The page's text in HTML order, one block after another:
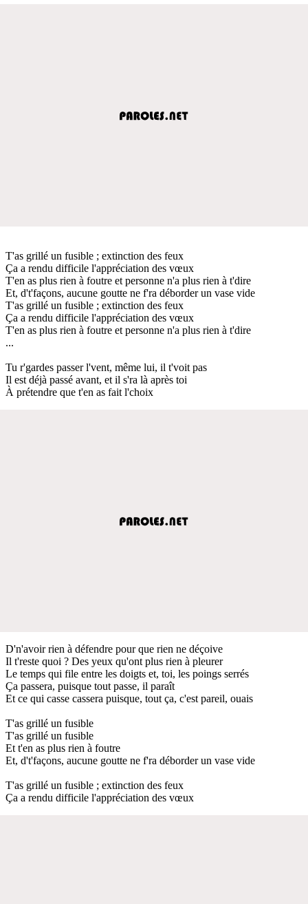
T'as grillé un fusible ; extinction des feux
Ça a rendu difficile l'appréciation des vœux
T'en as plus rien à foutre et personne n'a plus rien à t'dire
Et, d't'façons, aucune goutte ne f'ra déborder un vase vide
T'as grillé un fusible ; extinction des feux
Ça a rendu difficile l'appréciation des vœux
T'en as plus rien à foutre et personne n'a plus rien à t'dire
...
Tu r'gardes passer l'vent, même lui, il t'voit pas
Il est déjà passé avant, et il s'ra là après toi
À prétendre que t'en as fait l'choix
D'n'avoir rien à défendre pour que rien ne déçoive
Il t'reste quoi ? Des yeux qu'ont plus rien à pleurer
Le temps qui file entre les doigts et, toi, les poings serrés
Ça passera, puisque tout passe, il paraît
Et ce qui casse cassera puisque, tout ça, c'est pareil, ouais
T'as grillé un fusible
T'as grillé un fusible
Et t'en as plus rien à foutre
Et, d't'façons, aucune goutte ne f'ra déborder un vase vide
T'as grillé un fusible ; extinction des feux
Ça a rendu difficile l'appréciation des vœux